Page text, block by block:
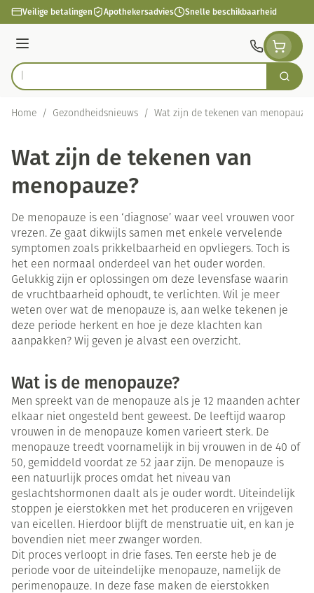
Ga naar de inhoud
Veilige betalingen Apothekersadvies Snelle beschikbaarheid
Menu
Product, merk, categorie... Zoek
Home / Gezondheidsnieuws / Wat zijn de tekenen van menopauze?
Wat zijn de tekenen van
menopauze?
De menopauze is een ‘diagnose’ waar veel vrouwen voor
vrezen. Ze gaat dikwijls samen met enkele vervelende
symptomen zoals prikkelbaarheid en opvliegers. Toch is
het een normaal onderdeel van het ouder worden.
Gelukkig zijn er oplossingen om deze levensfase waarin
de vruchtbaarheid ophoudt, te verlichten. Wil je meer
weten over wat de menopauze is, aan welke tekenen je
deze periode herkent en hoe je deze klachten kan
aanpakken? Wij geven je alvast een overzicht.
Wat is de menopauze?
Men spreekt van de menopauze als je 12 maanden achter
elkaar niet ongesteld bent geweest. De leeftijd waarop
vrouwen in de menopauze komen varieert sterk. De
menopauze treedt voornamelijk in bij vrouwen in de 40 of
50, gemiddeld voordat ze 52 jaar zijn. De menopauze is
een natuurlijk proces omdat het niveau van
geslachtshormonen daalt als je ouder wordt. Uiteindelijk
stoppen je eierstokken met het produceren en vrijgeven
van eicellen. Hierdoor blijft de menstruatie uit, en kan je
bovendien niet meer zwanger worden.
Dit proces verloopt in drie fases. Ten eerste heb je de
periode voor de uiteindelijke menopauze, namelijk de
perimenopauze. In deze fase maken de eierstokken